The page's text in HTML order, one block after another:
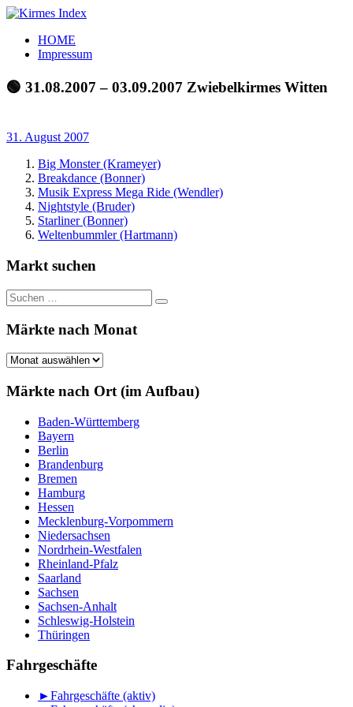
Zum
springen
Kirmes
Index
Tourpläne
der
letzten
HOME
Impressum
🟢 31.08.2007 – 03.09.2007 Zwiebelkirmes Witten
31. August 2007
Big Monster (Krameyer)
Breakdance (Bonner)
Musik Express Mega Ride (Wendler)
Nightstyle (Bruder)
Starliner (Bonner)
Weltenbummler (Hartmann)
Markt suchen
Suchen
nach:
Suchen
Märkte nach Monat
Märkte
Monat
Märkte nach Ort (im Aufbau)
Baden-Württemberg
Bayern
Berlin
Brandenburg
Bremen
Hamburg
Hessen
Mecklenburg-Vorpommern
Niedersachsen
Nordrhein-Westfalen
Rheinland-Pfalz
Saarland
Sachsen
Sachsen-Anhalt
Schleswig-Holstein
Thüringen
Fahrgeschäfte
►Fahrgeschäfte (aktiv)